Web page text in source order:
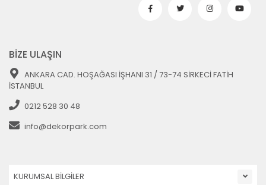
BİZE ULAŞIN
ANKARA CAD. HOŞAĞASI İŞHANI 31 / 73-74 SİRKECİ FATİH
İSTANBUL
0212 528 30 48
info@dekorpark.com
KURUMSAL BİLGİLER